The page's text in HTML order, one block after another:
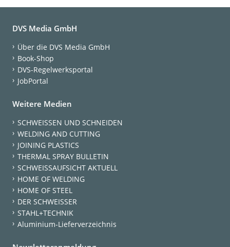
DVS Media GmbH
Über die DVS Media GmbH
Book-Shop
DVS-Regelwerksportal
JobPortal
Weitere Medien
SCHWEISSEN UND SCHNEIDEN
WELDING AND CUTTING
JOINING PLASTICS
THERMAL SPRAY BULLETIN
SCHWEISSAUFSICHT AKTUELL
HOME OF WELDING
HOME OF STEEL
DER SCHWEISSER
STAHL+TECHNIK
Aluminium-Lieferverzeichnis